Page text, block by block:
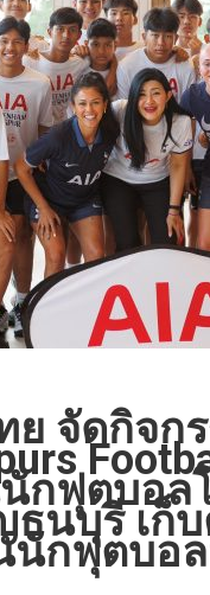
ย จัดกิจก
กฟุตบอล
ธนบุรี เ
นนักฟุตบอ